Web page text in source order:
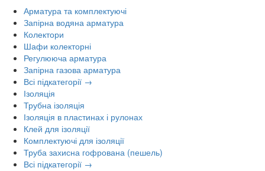
Арматура та комплектуючі
Запірна водяна арматура
Колектори
Шафи колекторні
Регулююча арматура
Запірна газова арматура
Всі підкатегорії →
Ізоляція
Трубна ізоляція
Ізоляція в пластинах і рулонах
Клей для ізоляції
Комплектуючі для ізоляції
Труба захисна гофрована (пешель)
Всі підкатегорії →